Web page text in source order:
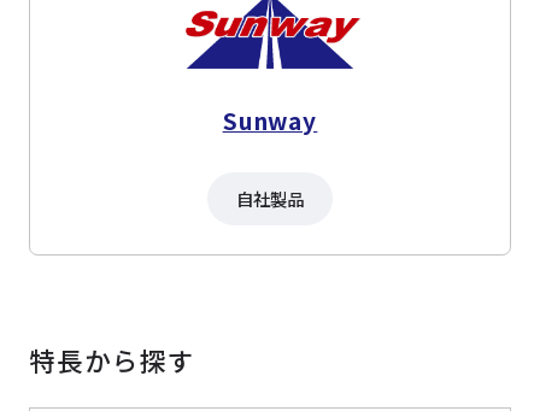
Sunway
自社製品
特長から探す